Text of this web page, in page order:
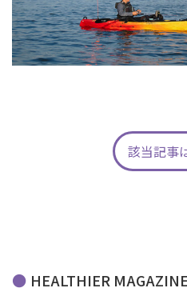
該当記事
HEALTHIER